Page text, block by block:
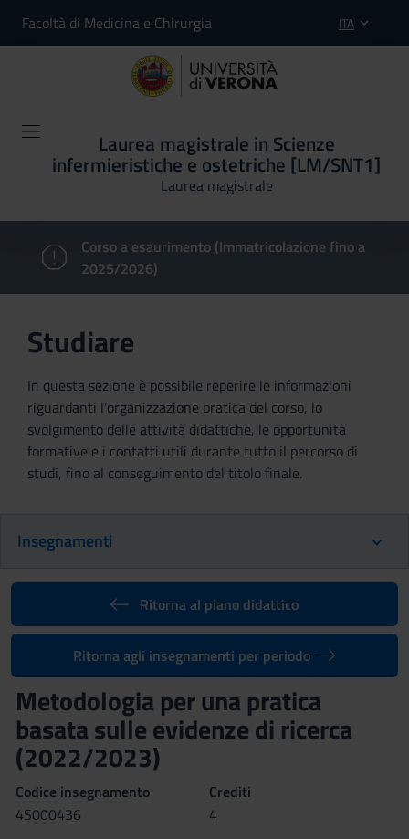
Facoltà di Medicina e Chirurgia ITA
Laurea magistrale in Scienze
infermieristiche e ostetriche [LM/SNT1]
Laurea magistrale
Corso a esaurimento (Immatricolazione fino a
2025/2026)
Studiare
In questa sezione è possibile reperire le informazioni
riguardanti l'organizzazione pratica del corso, lo
svolgimento delle attività didattiche, le opportunità
formative e i contatti utili durante tutto il percorso di
studi, fino al conseguimento del titolo finale.
Insegnamenti
Ritorna al piano didattico
Ritorna agli insegnamenti per periodo
Metodologia per una pratica
basata sulle evidenze di ricerca
(2022/2023)
Codice insegnamento
4S000436
Crediti
4